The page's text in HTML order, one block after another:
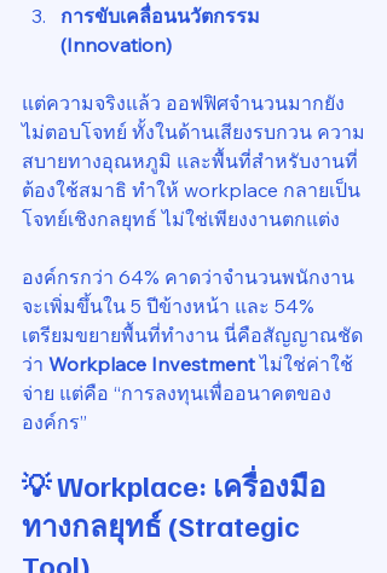
การขับเคลื่อนนวัตกรรม
(Innovation)
แต่ความจริงแล้ว ออฟฟิศจำนวนมากยัง
ไม่ตอบโจทย์ ทั้งในด้านเสียงรบกวน ความ
สบายทางอุณหภูมิ และพื้นที่สำหรับงานที่
ต้องใช้สมาธิ ทำให้ workplace กลายเป็น
โจทย์เชิงกลยุทธ์ ไม่ใช่เพียงงานตกแต่ง
องค์กรกว่า 64% คาดว่าจำนวนพนักงาน
จะเพิ่มขึ้นใน 5 ปีข้างหน้า และ 54%
เตรียมขยายพื้นที่ทำงาน นี่คือสัญญาณชัด
ว่า Workplace Investment ไม่ใช่ค่าใช้
จ่าย แต่คือ “การลงทุนเพื่ออนาคตของ
องค์กร”
💡 Workplace: เครื่องมือ
ทางกลยุทธ์ (Strategic
Tool)